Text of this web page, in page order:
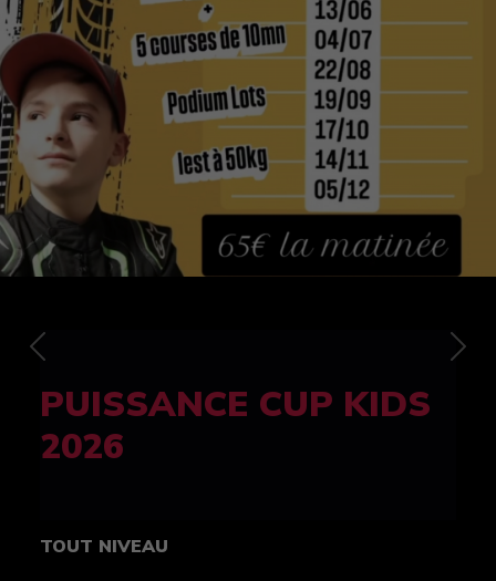
FELINE CUP 100%
féminine
TOUT NIVEAU
Previous Next